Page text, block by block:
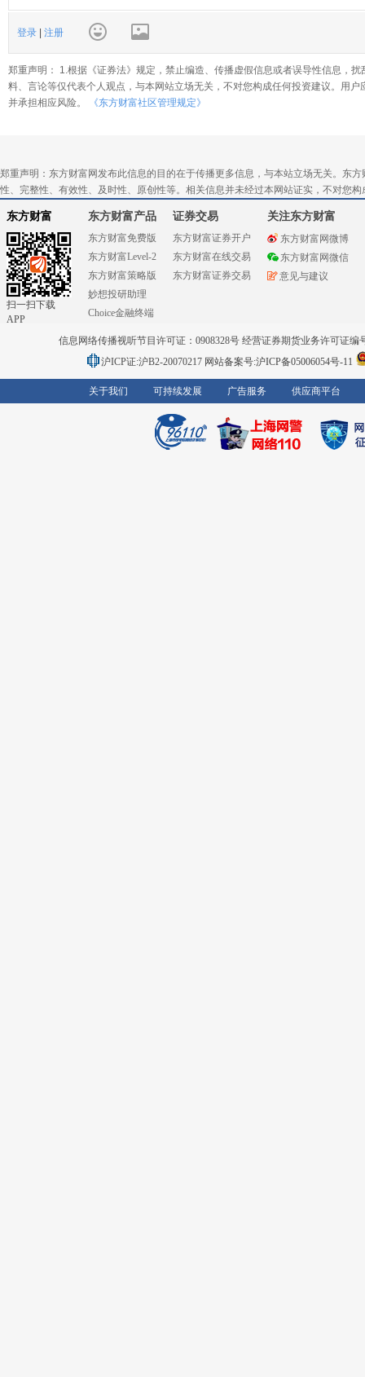
登录 | 注册
郑重声明： 1.根据《证券法》规定，禁止编造、传播虚假信息或者误导性信息，
料、言论等仅代表个人观点，与本网站立场无关，不对您构成任何投资建议。用
并承担相应风险。
《东方财富社区管理规定》
郑重声明：东方财富网发布此信息的目的在于传播更多信息，与本站立场无关。东
性、完整性、有效性、及时性、原创性等。相关信息并未经过本网站证实，不对您
东方财富
扫一扫下载
APP
东方财富产品
东方财富免费版
东方财富Level-2
东方财富策略版
妙想投研助理
Choice金融终端
证券交易
东方财富证券开户
东方财富在线交易
东方财富证券交易
关注东方财富
东方财富网微博
东方财富网微信
意见与建议
信息网络传播视听节目许可证：0908328号 经营证券期货业务许可证编
沪ICP证:沪B2-20070217 网站备案号:沪ICP备05006054号-11
关于我们 可持续发展 广告服务 供应商平台